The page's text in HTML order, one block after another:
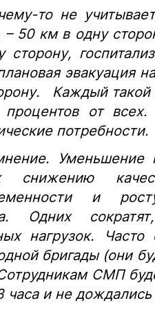
то не
– 50 км в одну
сторону,
эвакуация
Каждый такой
процентов от
Уменьшение
снижению
и
Одних
нагрузок.
бригады (они
СМП
часа и не